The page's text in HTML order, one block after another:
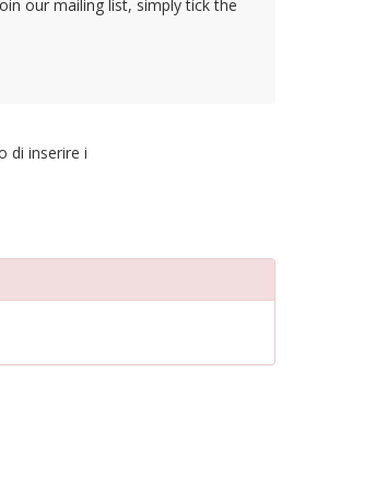
our mailing list, simply tick the
di inserire i